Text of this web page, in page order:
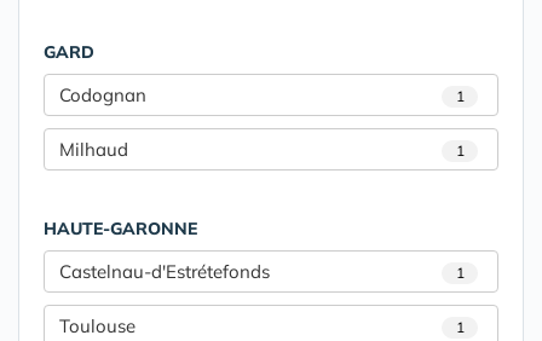
GARD
Codognan 1
Milhaud 1
HAUTE-GARONNE
Castelnau-d'Estrétefonds 1
Toulouse 1